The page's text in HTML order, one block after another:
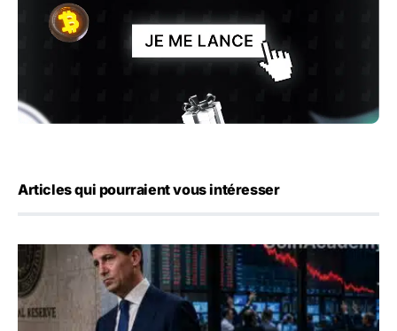
Articles qui pourraient vous intéresser
Kevin Warsh maintient sa communication minimaliste